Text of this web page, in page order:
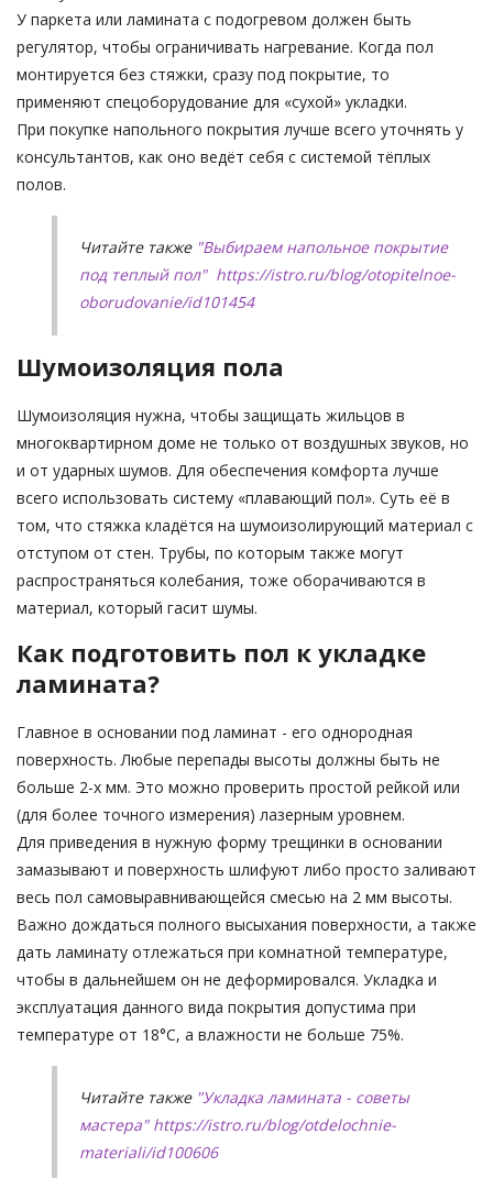
У паркета или ламината с подогревом должен быть
регулятор, чтобы ограничивать нагревание. Когда пол
монтируется без стяжки, сразу под покрытие, то
применяют спецоборудование для «сухой» укладки.
При покупке напольного покрытия лучше всего уточнять у
консультантов, как оно ведёт себя с системой тёплых
полов.
Читайте также "Выбираем напольное покрытие
под теплый пол" https://istro.ru/blog/otopitelnoe-
oborudovanie/id101454
Шумоизоляция пола
Шумоизоляция нужна, чтобы защищать жильцов в
многоквартирном доме не только от воздушных звуков, но
и от ударных шумов. Для обеспечения комфорта лучше
всего использовать систему «плавающий пол». Суть её в
том, что стяжка кладётся на шумоизолирующий материал с
отступом от стен. Трубы, по которым также могут
распространяться колебания, тоже оборачиваются в
материал, который гасит шумы.
Как подготовить пол к укладке
ламината?
Главное в основании под ламинат - его однородная
поверхность. Любые перепады высоты должны быть не
больше 2-х мм. Это можно проверить простой рейкой или
(для более точного измерения) лазерным уровнем.
Для приведения в нужную форму трещинки в основании
замазывают и поверхность шлифуют либо просто заливают
весь пол самовыравнивающейся смесью на 2 мм высоты.
Важно дождаться полного высыхания поверхности, а также
дать ламинату отлежаться при комнатной температуре,
чтобы в дальнейшем он не деформировался. Укладка и
эксплуатация данного вида покрытия допустима при
температуре от 18°C, а влажности не больше 75%.
Читайте также "Укладка ламината - советы
мастера" https://istro.ru/blog/otdelochnie-
materiali/id100606